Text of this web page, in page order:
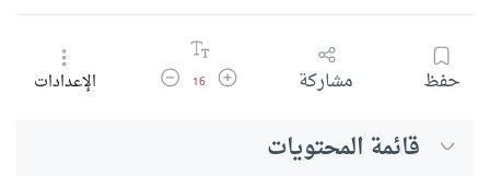
حفظ مشاركة زيادة حجم الخط
16 تقليل حجم الخطالإعدادات
قائمة المحتويات